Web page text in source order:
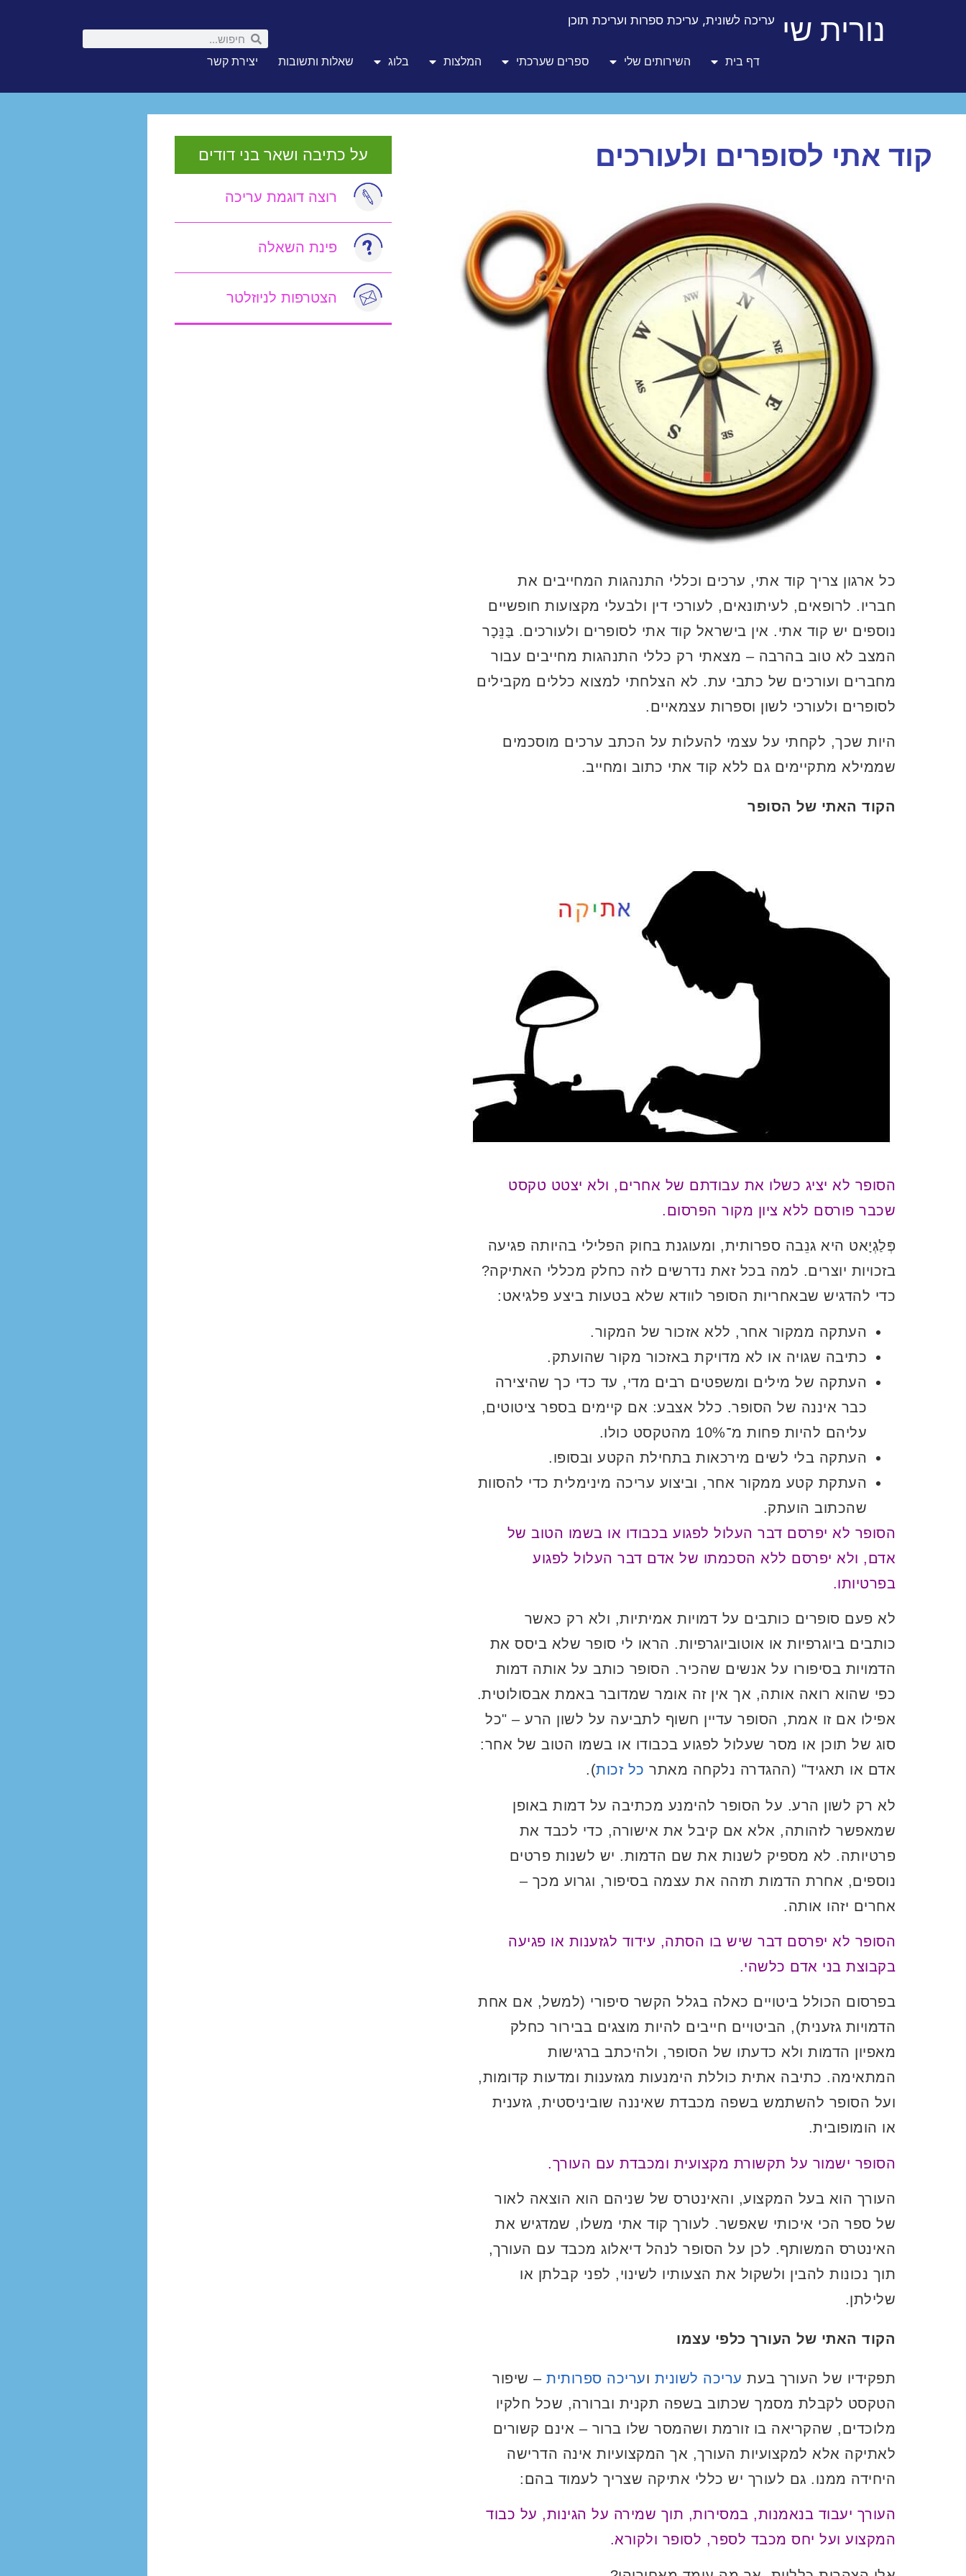
נורית שי עריכה לשונית, עריכת ספרות ועריכת תוכן
דף בית השירותים שלי ספרים שערכתי המלצות בלוג שאלות ותשובות יצירת קשר
קוד אתי לסופרים ולעורכים
כל ארגון צריך קוד אתי, ערכים וכללי התנהגות המחייבים את
חבריו. לרופאים, לעיתונאים, לעורכי דין ולבעלי מקצועות חופשיים
נוספים יש קוד אתי. אין בישראל קוד אתי לסופרים ולעורכים. בַּנֵּכָר
המצב לא טוב בהרבה – מצאתי רק כללי התנהגות מחייבים עבור
מחברים ועורכים של כתבי עת. לא הצלחתי למצוא כללים מקבילים
לסופרים ולעורכי לשון וספרות עצמאיים.
היות שכך, לקחתי על עצמי להעלות על הכתב ערכים מוסכמים
שממילא מתקיימים גם ללא קוד אתי כתוב ומחייב.
הקוד האתי של הסופר
הסופר לא יציג כשלו את עבודתם של אחרים, ולא יצטט טקסט
שכבר פורסם ללא ציון מקור הפרסום.
פְּלַגְיָאט היא גנֵבה ספרותית, ומעוגנת בחוק הפלילי בהיותה פגיעה
בזכויות יוצרים. למה בכל זאת נדרשים לזה כחלק מכללי האתיקה?
כדי להדגיש שבאחריות הסופר לוודא שלא בטעות ביצע פלגיאט:
העתקה ממקור אחר, ללא אזכור של המקור.
כתיבה שגויה או לא מדויקת באזכור מקור שהועתק.
העתקה של מילים ומשפטים רבים מדי, עד כדי כך שהיצירה
כבר איננה של הסופר. כלל אצבע: אם קיימים בספר ציטוטים,
עליהם להיות פחות מ־10% מהטקסט כולו.
העתקה בלי לשים מירכאות בתחילת הקטע ובסופו.
העתקת קטע ממקור אחר, וביצוע עריכה מינימלית כדי להסוות
שהכתוב הועתק.
הסופר לא יפרסם דבר העלול לפגוע בכבודו או בשמו הטוב של
אדם, ולא יפרסם ללא הסכמתו של אדם דבר העלול לפגוע
בפרטיותו.
לא פעם סופרים כותבים על דמויות אמיתיות, ולא רק כאשר
כותבים ביוגרפיות או אוטוביוגרפיות. הראו לי סופר שלא ביסס את
הדמויות בסיפורו על אנשים שהכיר. הסופר כותב על אותה דמות
כפי שהוא רואה אותה, אך אין זה אומר שמדובר באמת אבסולוטית.
אפילו אם זו אמת, הסופר עדיין חשוף לתביעה על לשון הרע – "כל
סוג של תוכן או מסר שעלול לפגוע בכבודו או בשמו הטוב של אחר:
אדם או תאגיד" (ההגדרה נלקחה מאתר כל זכות).
לא רק לשון הרע. על הסופר להימנע מכתיבה על דמות באופן
שמאפשר לזהותה, אלא אם קיבל את אישורה, כדי לכבד את
פרטיותה. לא מספיק לשנות את שם הדמות. יש לשנות פרטים
נוספים, אחרת הדמות תזהה את עצמה בסיפור, וגרוע מכך –
אחרים יזהו אותה.
הסופר לא יפרסם דבר שיש בו הסתה, עידוד לגזענות או פגיעה
בקבוצת בני אדם כלשהי.
בפרסום הכולל ביטויים כאלה בגלל הקשר סיפורי (למשל, אם אחת
הדמויות גזענית), הביטויים חייבים להיות מוצגים בבירור כחלק
מאפיון הדמות ולא כדעתו של הסופר, ולהיכתב ברגישות
המתאימה. כתיבה אתית כוללת הימנעות מגזענות ומדעות קדומות,
ועל הסופר להשתמש בשפה מכבדת שאיננה שוביניסטית, גזענית
או הומופובית.
הסופר ישמור על תקשורת מקצועית ומכבדת עם העורך.
העורך הוא בעל המקצוע, והאינטרס של שניהם הוא הוצאה לאור
של ספר הכי איכותי שאפשר. לעורך קוד אתי משלו, שמדגיש את
האינטרס המשותף. לכן על הסופר לנהל דיאלוג מכבד עם העורך,
תוך נכונות להבין ולשקול את הצעותיו לשינוי, לפני קבלתן או
שלילתן.
הקוד האתי של העורך כלפי עצמו
תפקידיו של העורך בעת עריכה לשונית ועריכה ספרותית – שיפור
הטקסט לקבלת מסמך שכתוב בשפה תקנית וברורה, שכל חלקיו
מלוכדים, שהקריאה בו זורמת ושהמסר שלו ברור – אינם קשורים
לאתיקה אלא למקצועיות העורך, אך המקצועיות אינה הדרישה
היחידה ממנו. גם לעורך יש כללי אתיקה שצריך לעמוד בהם:
העורך יעבוד בנאמנות, במסירות, תוך שמירה על הגינות, על כבוד
המקצוע ועל יחס מכבד לספר, לסופר ולקורא.
על כתיבה ושאר בני דודים
רוצה דוגמת עריכה
פינת השאלה
הצטרפות לניוזלטר